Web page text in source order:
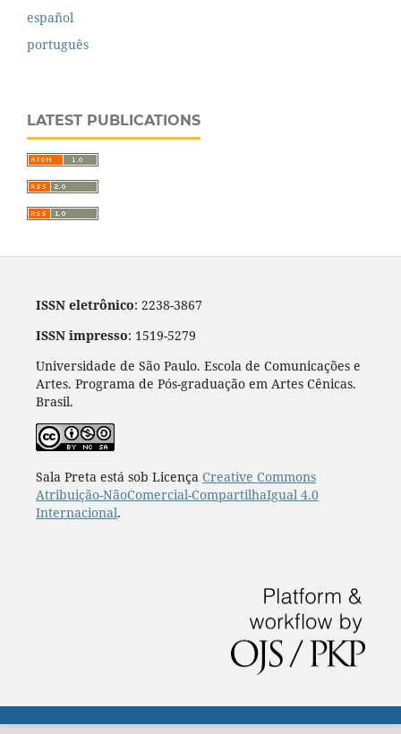
español
português
LATEST PUBLICATIONS
ISSN eletrônico: 2238-3867
ISSN impresso: 1519-5279
Universidade de São Paulo. Escola de Comunicações e
Artes. Programa de Pós-graduação em Artes Cênicas.
Brasil.
Sala Preta está sob Licença Creative Commons
Atribuição-NãoComercial-CompartilhaIgual 4.0
Internacional.